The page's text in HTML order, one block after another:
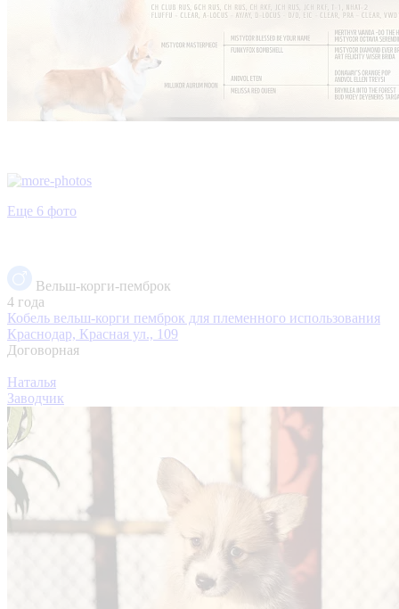
Еще 6 фото
Вельш-корги-пемброк
4 года
Кобель вельш-корги пемброк для племенного использования
Краснодар, Красная ул., 109
Договорная
Наталья
Заводчик